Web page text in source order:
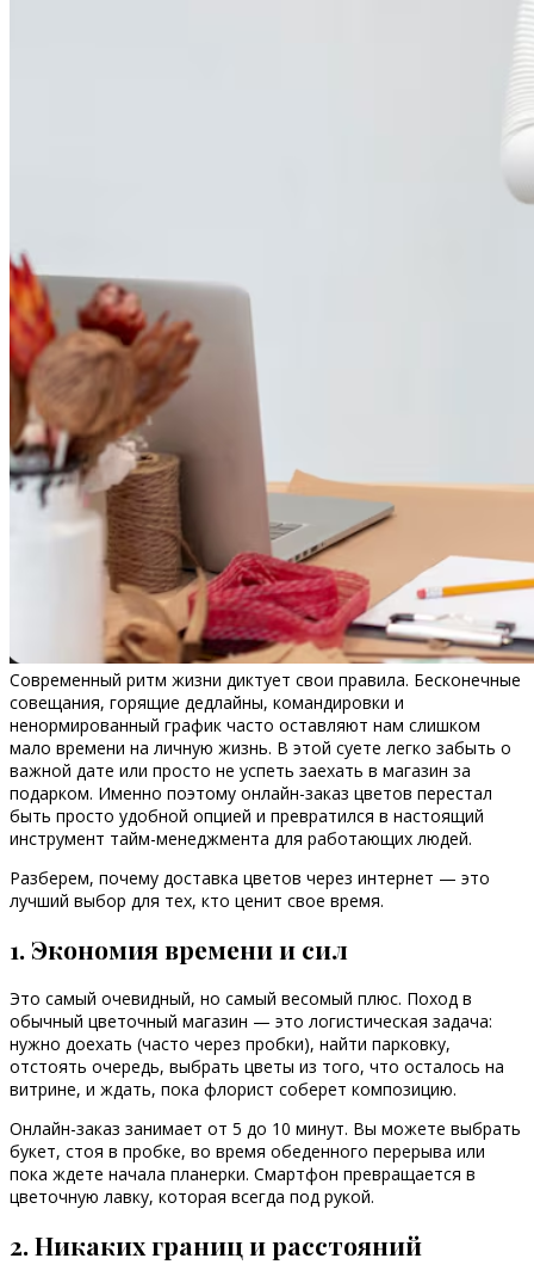
Современный ритм жизни диктует свои правила. Бесконечные
совещания, горящие дедлайны, командировки и
ненормированный график часто оставляют нам слишком
мало времени на личную жизнь. В этой суете легко забыть о
важной дате или просто не успеть заехать в магазин за
подарком. Именно поэтому онлайн-заказ цветов перестал
быть просто удобной опцией и превратился в настоящий
инструмент тайм-менеджмента для работающих людей.
Разберем, почему доставка цветов через интернет — это
лучший выбор для тех, кто ценит свое время.
1. Экономия времени и сил
Это самый очевидный, но самый весомый плюс. Поход в
обычный цветочный магазин — это логистическая задача:
нужно доехать (часто через пробки), найти парковку,
отстоять очередь, выбрать цветы из того, что осталось на
витрине, и ждать, пока флорист соберет композицию.
Онлайн-заказ занимает от 5 до 10 минут. Вы можете выбрать
букет, стоя в пробке, во время обеденного перерыва или
пока ждете начала планерки. Смартфон превращается в
цветочную лавку, которая всегда под рукой.
2. Никаких границ и расстояний